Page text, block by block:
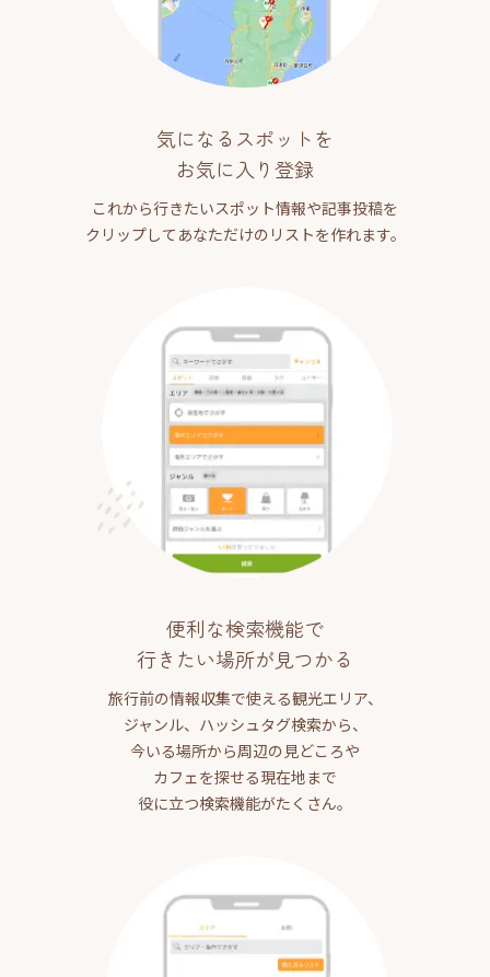
気になるスポットを
お気に入り登録
これから行きたいスポット情報や記事投稿を
クリップしてあなただけのリストを作れます。
便利な検索機能で
行きたい場所が見つかる
旅行前の情報収集で使える観光エリア、
ジャンル、ハッシュタグ検索から、
今いる場所から周辺の見どころや
カフェを探せる現在地まで
役に立つ検索機能がたくさん。